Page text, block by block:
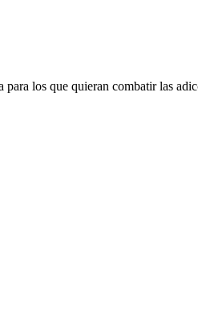
los que quieran combatir las